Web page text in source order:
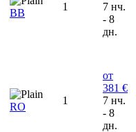
ВВ
1
7 нч.
- 8
дн.
RO
1
от
381 €
7 нч.
- 8
дн.